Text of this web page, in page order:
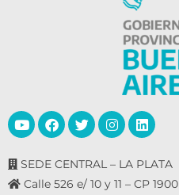
SEDE CENTRAL – LA PLATA
Calle 526 e/ 10 y 11 – CP 1900